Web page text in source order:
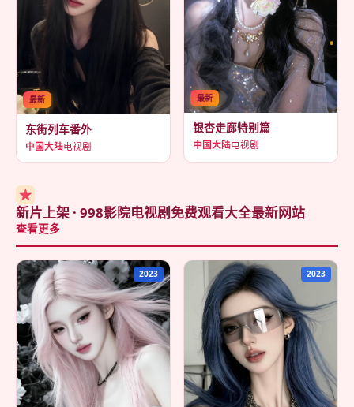
最新
东街列车番外
中国大陆电视剧
最新
银杏走廊特别篇
中国大陆电视剧
★
新片上架 · 998影院电视剧免费观看大全最新网站
查看更多
2023 2023